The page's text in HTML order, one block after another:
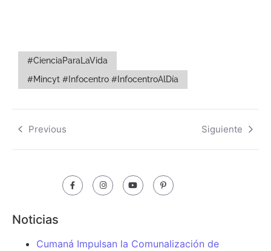
#CienciaParaLaVida
#Mincyt #Infocentro #InfocentroAlDía
Previous Siguiente
Noticias
Cumaná Impulsan la Comunalización de